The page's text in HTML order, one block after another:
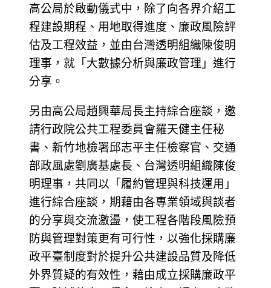
高公局於啟動儀式中，除了向各界介紹工
程建設期程、用地取得進度、廉政風險評
估及工程效益，並由台灣透明組織陳俊明
理事，就「大數據分析與廉政管理」進行
分享。
另由高公局趙興華局長主持綜合座談，邀
請行政院公共工程委員會羅天健主任秘
書、新竹地檢署邱志平主任檢察官、交通
部政風處劉廣基處長、台灣透明組織陳俊
明理事，共同以「履約管理與科技運用」
進行綜合座談，期藉由各專業領域與談者
的分享與交流激盪，使工程各階段風險預
防與管理對策更有可行性，以強化採購廉
政平臺制度對於提升公共建設品質及降低
外界質疑的有效性，藉由成立採購廉政平